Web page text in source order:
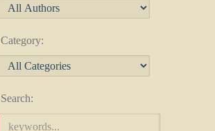
Category:
Search: